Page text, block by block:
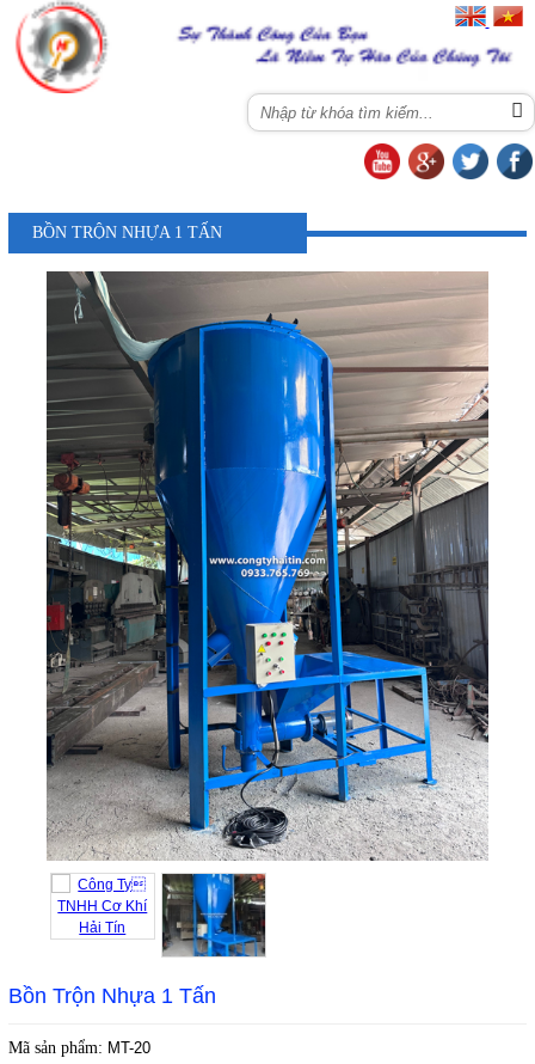
BỒN TRỘN NHỰA 1 TẤN
Bồn Trộn Nhựa 1 Tấn
Mã sản phẩm: MT-20